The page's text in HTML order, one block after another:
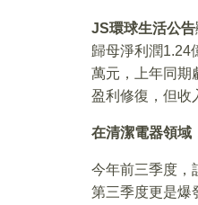
JS環球生活公告
歸母淨利潤1.24
萬元，上年同期
盈利修復，但收
在清潔電器領域
今年前三季度，
第三季度更是爆